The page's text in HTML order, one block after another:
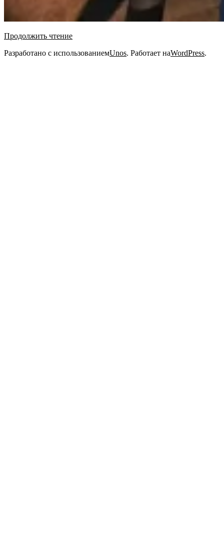
Продолжить чтение
2021-
Разработано с использованиемUnos. Работает наWordPress.